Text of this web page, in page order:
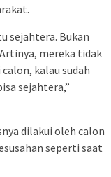
sejahtera. Bukan
mereka tidak
kalau sudah
sejahtera,”
dilakui oleh calon
seperti saat